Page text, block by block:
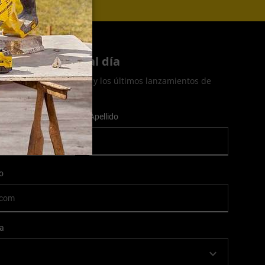
para estar al día
noticias, ofertas y los últimos lanzamientos de
electrónico.
Apellido